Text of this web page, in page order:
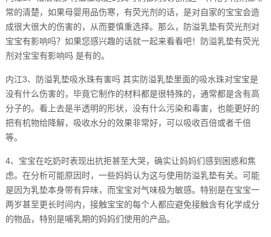
常的清楚，如果母婴用品伤寒，有荧光剂的话，是对自家的宝宝会造
成很大很大的伤害的，从而要慎重选择。那么，防溢乳垫有荧光剂对
宝宝有影响吗？如果您感兴趣的话就一起来看看吧！防溢乳垫有荧光
剂对宝宝有影响吗 是有的。
内江3、防溢乳垫吸水珠有害吗 其实防溢乳垫里面的吸水珠对宝宝是
没有什么伤害的，毕竟它制作的材料都是很特殊的，通常都是含有高
分子的。看上去是半透明的形状，没有什么污染和毒害，也能更好的
把有机物给降解，吸收水分的效果非常好，可以吸收百倍或者千倍
等。
4、宝宝在吃奶时表现出抗拒甚至大哭，确实让妈妈们感到困惑和焦
虑。在分析可能原因时，一些妈妈认为这与使用防溢乳垫有关。可能
是因为乳垫本身带有异味，而宝宝对气味极为敏感。特别是在宝宝一
两岁甚至更长时间内，接触宝宝的每个人都应避免接触含有化学成分
的物品，特别是哺乳期的妈妈们使用的产品。